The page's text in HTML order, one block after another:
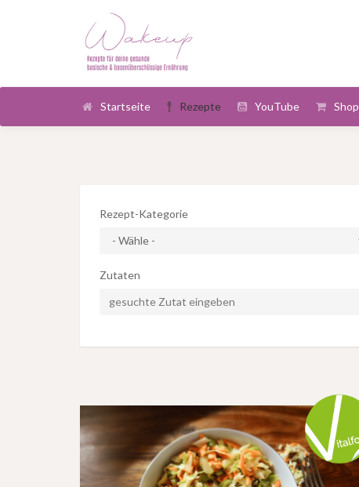
Startseite Rezepte YouTube Shop
Rezept-Kategorie
Zutaten